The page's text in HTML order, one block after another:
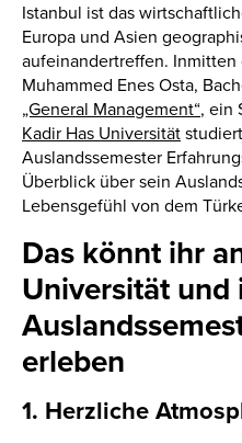
Istanbul ist das
Europa und Asien
aufeinandertreffen.
Muhammed Enes Osta,
„General Management“, ein
Kadir Has Universität
Auslandssemester
Überblick über sein
Lebensgefühl von dem
Das könnt ihr
Universität und
erleben
1. Herzliche